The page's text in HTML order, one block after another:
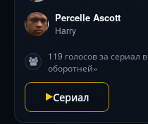
Percelle Ascott
Harry
119 голосов за сериал
оборотней»
Сериал